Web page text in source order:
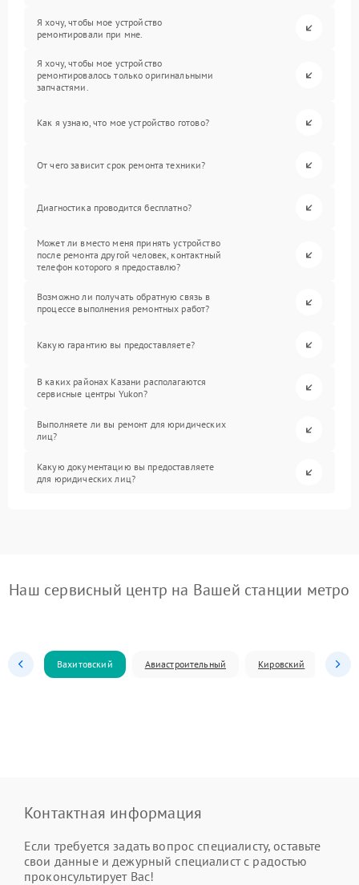
Я хочу, чтобы мое устройство
ремонтировали при мне.
Я хочу, чтобы мое устройство
ремонтировалось только оригинальными
запчастями.
Как я узнаю, что мое устройство готово?
От чего зависит срок ремонта техники?
Диагностика проводится бесплатно?
Может ли вместо меня принять устройство
после ремонта другой человек, контактный
телефон которого я предоставлю?
Возможно ли получать обратную связь в
процессе выполнения ремонтных работ?
Какую гарантию вы предоставляете?
В каких районах Казани располагаются
сервисные центры Yukon?
Выполняете ли вы ремонт для юридических
лиц?
Какую документацию вы предоставляете
для юридических лиц?
Наш сервисный центр на Вашей станции метро
Вахитовский Авиастроительный Кировский
Контактная информация
Если требуется задать вопрос специалисту, оставьте
свои данные и дежурный специалист с радостью
проконсультирует Вас!